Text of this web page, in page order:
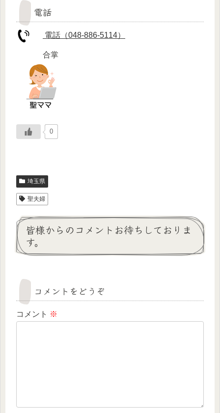
電話
電話（048-886-5114）
合掌
0
埼玉県
聖夫婦
皆様からのコメントお待ちしておりま
す。
コメントをどうぞ
コメント ※